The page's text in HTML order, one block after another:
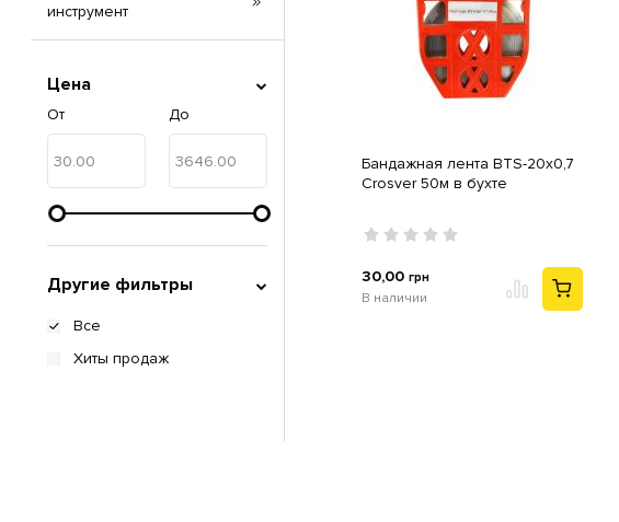
инструмент
Цена
От До
Другие фильтры
Все
Хиты продаж
Бандажная лента BTS-20х0,7
Crosver 50м в бухте
30,00 грн
В наличии